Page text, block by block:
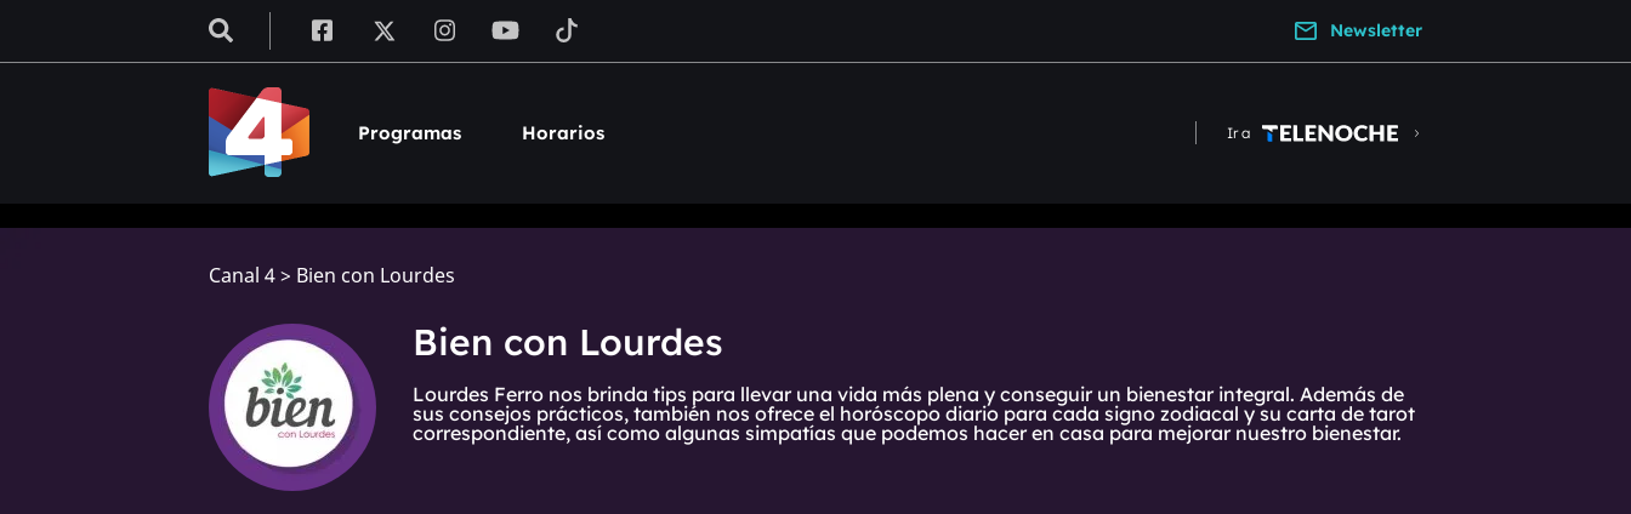
Newsletter
Programas Horarios Ir a
Canal 4> Bien con Lourdes
Bien con Lourdes
Lourdes Ferro nos brinda tips para llevar una vida más plena y conseguir un bienestar integral. Además de
sus consejos prácticos, también nos ofrece el horóscopo diario para cada signo zodiacal y su carta de tarot
correspondiente, así como algunas simpatías que podemos hacer en casa para mejorar nuestro bienestar.